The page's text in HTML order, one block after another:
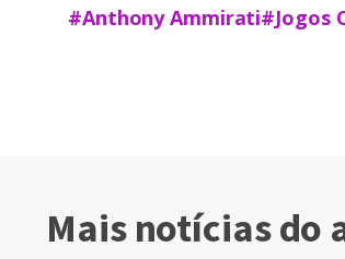
#Anthony Ammirati#Jogos
Mais notícias do